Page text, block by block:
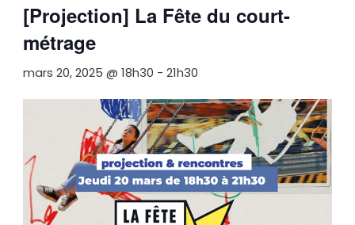
[Projection] La Fête du court-
métrage
mars 20, 2025 @ 18h30 - 21h30